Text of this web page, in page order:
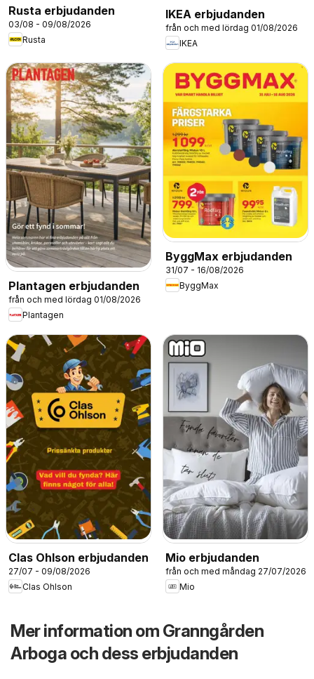
Rusta erbjudanden
03/08 - 09/08/2026
Rusta
IKEA erbjudanden
från och med lördag 01/08/2026
IKEA
Plantagen erbjudanden
från och med lördag 01/08/2026
Plantagen
ByggMax erbjudanden
31/07 - 16/08/2026
ByggMax
Clas Ohlson erbjudanden
27/07 - 09/08/2026
Clas Ohlson
Mio erbjudanden
från och med måndag 27/07/2026
Mio
Mer information om Granngården
Arboga och dess erbjudanden